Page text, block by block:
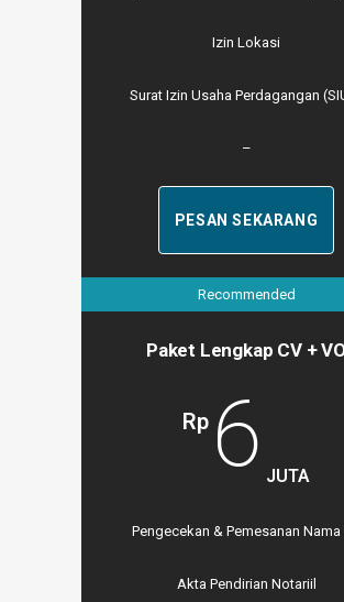
Izin Lokasi
Surat Izin Usaha Perdagangan
–
PESAN SEKARANG
Recommended
Paket Lengkap CV +
Rp 6 JUTA
Pengecekan & Pemesanan Nama
Akta Pendirian Notariil